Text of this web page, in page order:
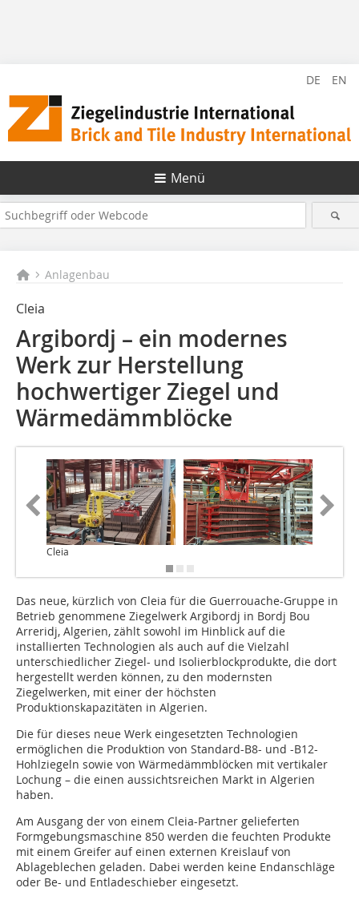
DE EN
Menü
Anlagenbau
Cleia
Argibordj – ein modernes
Werk zur Herstellung
hochwertiger Ziegel und
Wärmedämmblöcke
Cleia
Das neue, kürzlich von Cleia für die Guerrouache-Gruppe in
Betrieb genommene Ziegelwerk Argibordj in Bordj Bou
Arreridj, Algerien, zählt sowohl im Hinblick auf die
installierten Technologien als auch auf die Vielzahl
unterschiedlicher Ziegel- und Isolierblockprodukte, die dort
hergestellt werden können, zu den modernsten
Ziegelwerken, mit einer der höchsten
Produktionskapazitäten in Algerien.
Die für dieses neue Werk eingesetzten Technologien
ermöglichen die Produktion von Standard-B8- und -B12-
Hohlziegeln sowie von Wärmedämmblöcken mit vertikaler
Lochung – die einen aussichtsreichen Markt in Algerien
haben.
Am Ausgang der von einem Cleia-Partner gelieferten
Formgebungsmaschine 850 werden die feuchten Produkte
mit einem Greifer auf einen externen Kreislauf von
Ablageblechen geladen. Dabei werden keine Endanschläge
oder Be- und Entladeschieber eingesetzt.